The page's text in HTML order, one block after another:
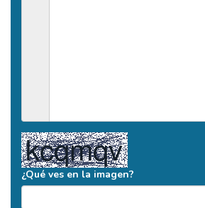
¿Qué ves en la imagen?